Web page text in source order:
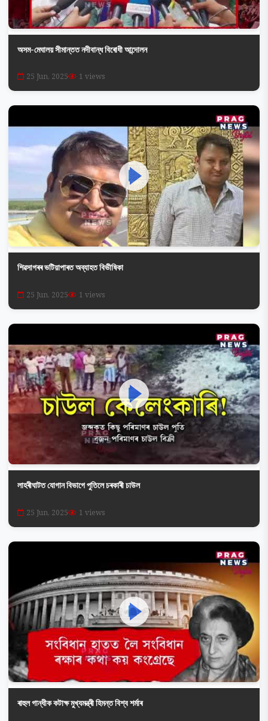
অসম-মেঘালয় সীমান্তত নদীবান্ধ বিৰোধী আন্দোলন
25 Jun, 2025 1 views
শিৱসাগৰৰ ভটিয়াপাৰত অব্যাহত বিভীষিকা
25 Jun, 2025 1 views
লাহৰীঘাটত যোগান বিভাগে পুতিলে চৰকাৰী চাউল
25 Jun, 2025 1 views
ৰাহুল গান্ধীক কটাক্ষ মুখ্যমন্ত্ৰী হিমন্ত বিশ্ব শৰ্মাৰ